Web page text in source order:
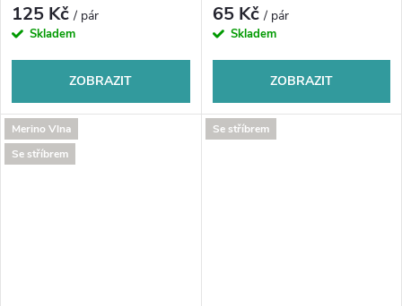
125 Kč/ pár
Skladem
ZOBRAZIT
65 Kč/ pár
Skladem
ZOBRAZIT
Merino Vlna
Se stříbrem
Se stříbrem